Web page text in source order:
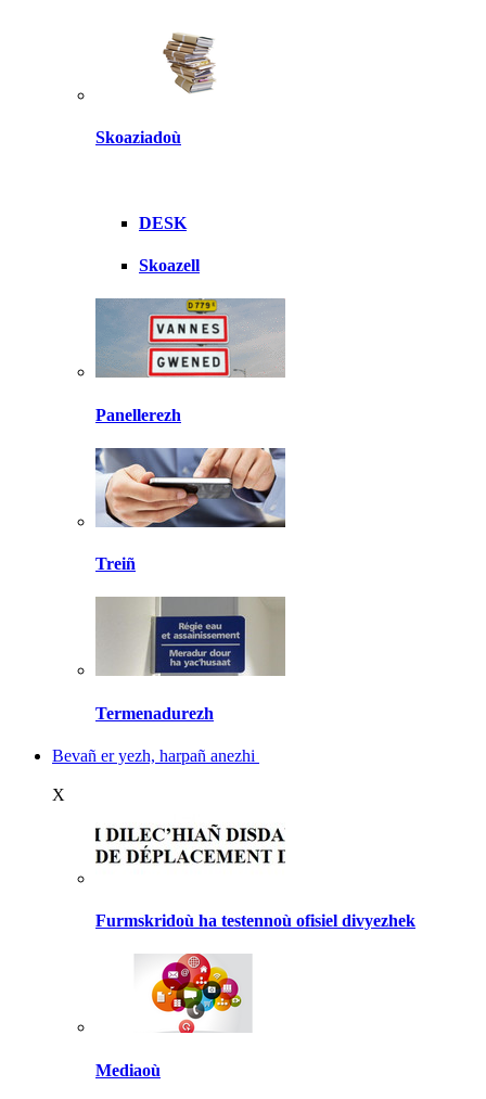
Skoaziadoù
DESK
Skoazell
Panellerezh
Treiñ
Termenadurezh
Bevañ er yezh, harpañ anezhi
X
Furmskridoù ha testennoù ofisiel divyezhek
Mediaoù